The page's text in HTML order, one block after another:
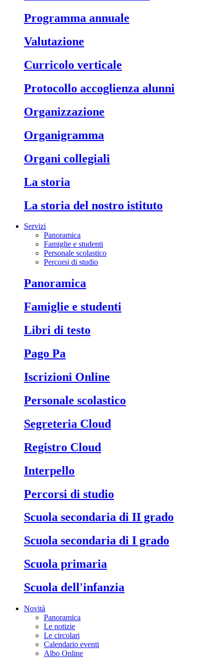
Programma annuale
Valutazione
Curricolo verticale
Protocollo accoglienza alunni
Organizzazione
Organigramma
Organi collegiali
La storia
La storia del nostro istituto
Servizi
Panoramica
Famiglie e studenti
Personale scolastico
Percorsi di studio
Panoramica
Famiglie e studenti
Libri di testo
Pago Pa
Iscrizioni Online
Personale scolastico
Segreteria Cloud
Registro Cloud
Interpello
Percorsi di studio
Scuola secondaria di II grado
Scuola secondaria di I grado
Scuola primaria
Scuola dell'infanzia
Novità
Panoramica
Le notizie
Le circolari
Calendario eventi
Albo Online